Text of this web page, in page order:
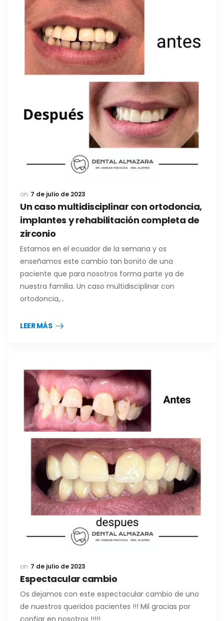
7 de julio de 2023
Un caso multidisciplinar con ortodoncia,
implantes y rehabilitación completa de
zirconio
Estamos en el ecuador de la semana y os
enseñamos este cambio tan bonito de una
paciente que para nosotros forma parte ya de
nuestra familia. Un caso multidisciplinar con
ortodoncia,…
LEER MÁS
7 de julio de 2023
Espectacular cambio
Os dejamos con este espectacular cambio de uno
de nuestros queridos pacientes !!! Mil gracias por
confiar en nosotros !!!!!